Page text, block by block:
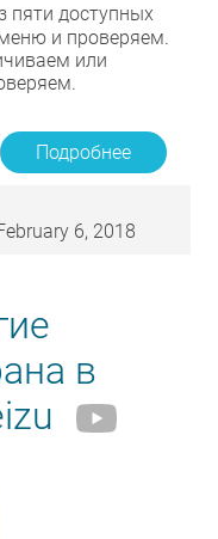
пяти доступных
и проверяем.
или
Подробнее
6, 2018
в